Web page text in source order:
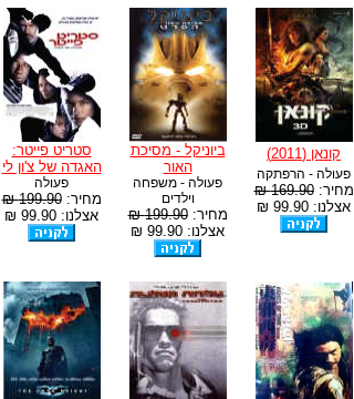
קונאן (2011)
פעולה - הרפתקה
מחיר:169.90 ₪
אצלנו: 99.90 ₪
ביוניקל - מסיכת
האור
פעולה - משפחה
וילדים
מחיר:199.90 ₪
אצלנו: 99.90 ₪
סטריט פייטר:
האגדה של צ'ון לי
פעולה
מחיר:199.90 ₪
אצלנו: 99.90 ₪